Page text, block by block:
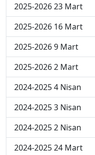
2025-2026 23 Mart
2025-2026 16 Mart
2025-2026 9 Mart
2025-2026 2 Mart
2024-2025 4 Nisan
2024-2025 3 Nisan
2024-2025 2 Nisan
2024-2025 24 Mart